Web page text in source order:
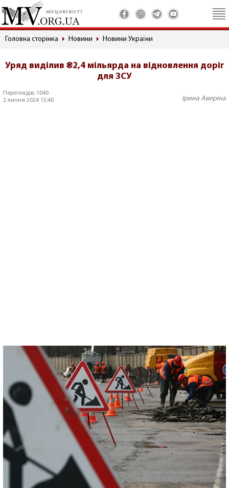
місцеві вісті
Головна сторінка Новини Новини України
Уряд виділив ₴2,4 мільярда на відновлення доріг
для ЗСУ
Переглядів: 1040
2 липня 2024 15:40
Ірина Аверіна